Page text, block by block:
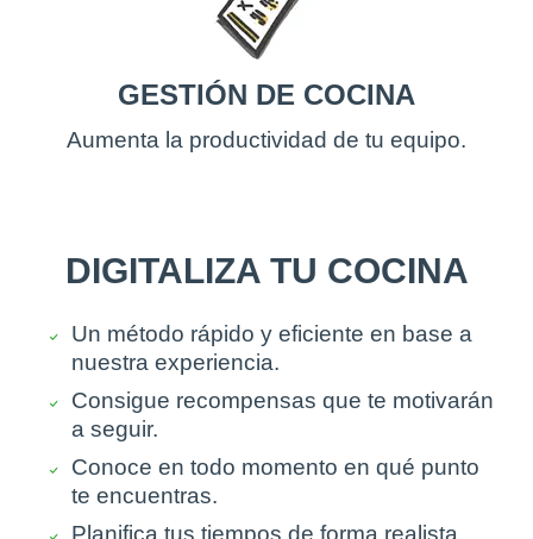
GESTIÓN DE COCINA
Aumenta la productividad de tu equipo.
DIGITALIZA TU COCINA
Un método rápido y eficiente en base a
nuestra experiencia.
Consigue recompensas que te motivarán
a seguir.
Conoce en todo momento en qué punto
te encuentras.
Planifica tus tiempos de forma realista.